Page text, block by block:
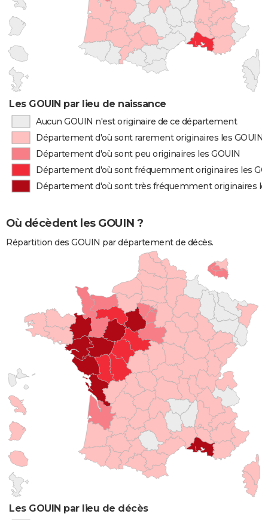
Les GOUIN par lieu de naissance
Aucun GOUIN n'est originaire de ce département
Département d'où sont rarement originaires les GOUIN
Département d'où sont peu originaires les GOUIN
Département d'où sont fréquemment originaires les
Département d'où sont très fréquemment originaires
Où décèdent les GOUIN ?
Répartition des GOUIN par département de décès.
Les GOUIN par lieu de décès